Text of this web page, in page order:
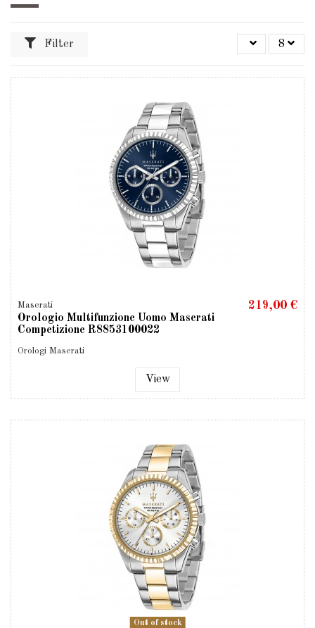
Filter 8
Maserati
Orologio Multifunzione Uomo Maserati
Competizione R8853100022
Orologi Maserati
219,00 €
View
Out of stock